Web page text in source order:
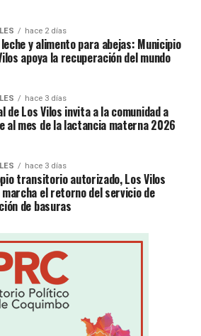
hace 2 días
y alimento para abejas: Municipio
apoya la recuperación del mundo
hace 3 días
de Los Vilos invita a la comunidad a
al mes de la lactancia materna 2026
hace 3 días
transitorio autorizado, Los Vilos
marcha el retorno del servicio de
de basuras